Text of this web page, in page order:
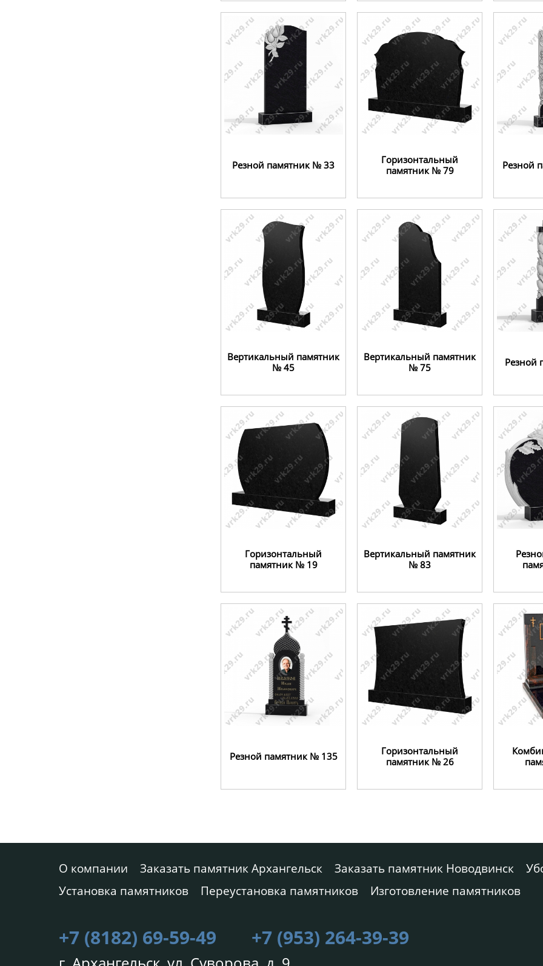
Резной памятник № 33
Горизонтальный
памятник № 79
Резной
Вертикальный памятник
№ 45
Вертикальный памятник
№ 75
Резной
Горизонтальный
памятник № 19
Вертикальный памятник
№ 83
Резной памятник № 135
Горизонтальный
памятник № 26
О компании Заказать памятник Архангельск Заказать памятник Новодвинск
Установка памятников
Переустановка памятников Изготовление памятников
+7 (8182) 69-59-49 +7 (953) 264-39-39